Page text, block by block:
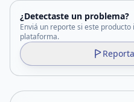
¿Detectaste un problema?
Enviá un reporte si este
plataforma.